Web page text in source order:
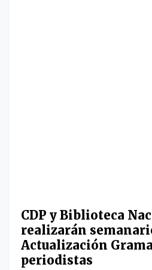
CDP y Biblioteca
realizarán
Actualización
periodistas